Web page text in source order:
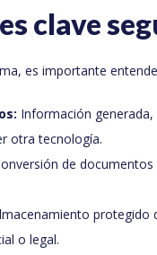
clave
es importante
Información
otra tecnología.
de
protegido
o legal.